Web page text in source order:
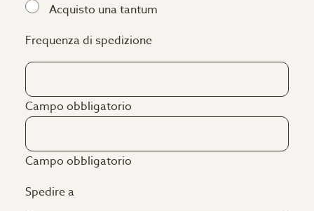
Acquisto una tantum
Frequenza di spedizione
Campo obbligatorio
Campo obbligatorio
Spedire a